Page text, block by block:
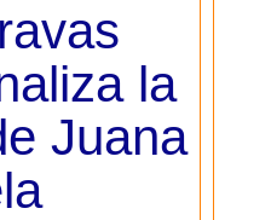
la
Juana